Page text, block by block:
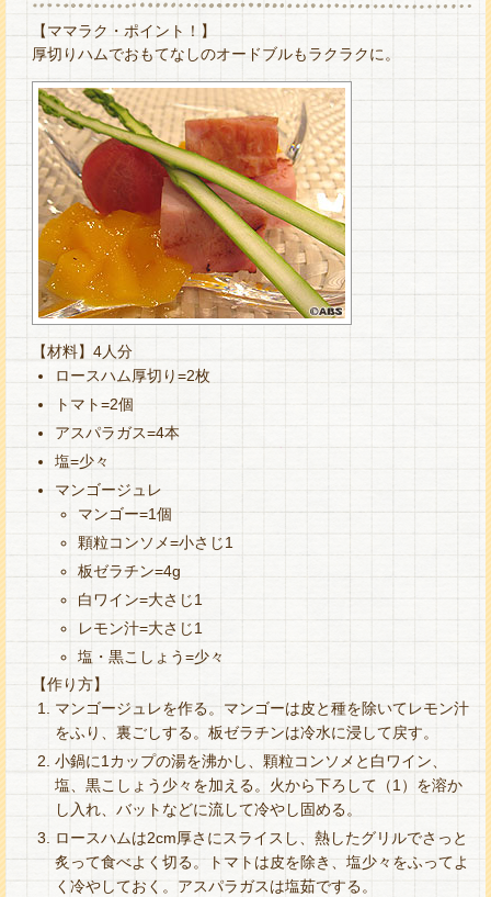
【ママラク・ポイント！】
厚切りハムでおもてなしのオードブルもラクラクに。
【材料】4人分
ロースハム厚切り=2枚
トマト=2個
アスパラガス=4本
塩=少々
マンゴージュレ
マンゴー=1個
顆粒コンソメ=小さじ1
板ゼラチン=4g
白ワイン=大さじ1
レモン汁=大さじ1
塩・黒こしょう=少々
【作り方】
マンゴージュレを作る。マンゴーは皮と種を除いてレモン汁
をふり、裏ごしする。板ゼラチンは冷水に浸して戻す。
小鍋に1カップの湯を沸かし、顆粒コンソメと白ワイン、
塩、黒こしょう少々を加える。火から下ろして（1）を溶か
し入れ、バットなどに流して冷やし固める。
ロースハムは2cm厚さにスライスし、熱したグリルでさっと
炙って食べよく切る。トマトは皮を除き、塩少々をふってよ
く冷やしておく。アスパラガスは塩茹でする。